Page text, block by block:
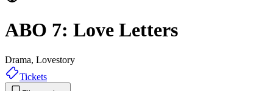
ABO 7: Love Letters
Drama, Lovestory
Tickets